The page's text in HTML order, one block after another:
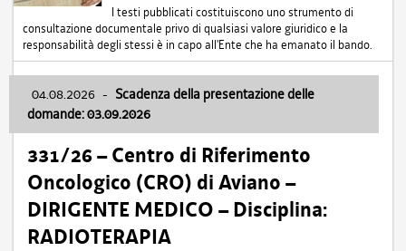
I testi pubblicati costituiscono uno strumento di
consultazione documentale privo di qualsiasi valore giuridico e la
responsabilità degli stessi è in capo all'Ente che ha emanato il bando.
04.08.2026 - Scadenza della presentazione delle
domande: 03.09.2026
331/26 – Centro di Riferimento
Oncologico (CRO) di Aviano –
DIRIGENTE MEDICO – Disciplina:
RADIOTERAPIA